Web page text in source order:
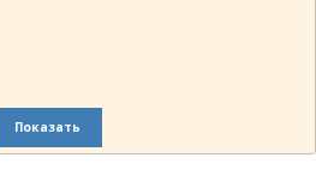
Показать